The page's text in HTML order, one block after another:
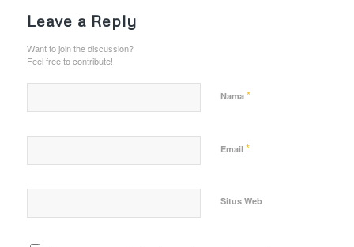
Leave a Reply
Want to join the discussion?
Feel free to contribute!
Nama *
Email *
Situs Web